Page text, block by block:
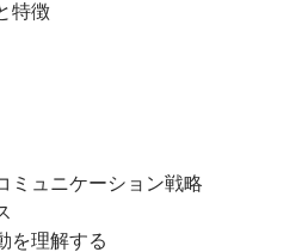
特徴
ミュニケーション戦略
を理解する